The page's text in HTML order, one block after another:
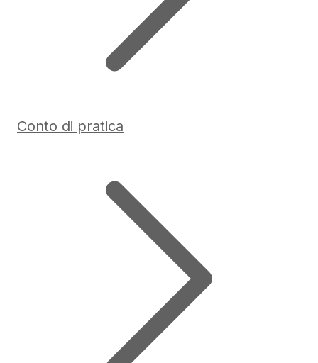
Conto di pratica